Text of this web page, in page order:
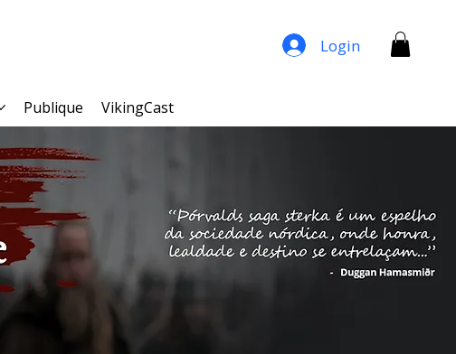
Publique VikingCast
Login